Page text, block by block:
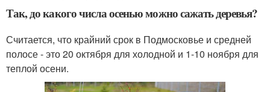
Так, до какого числа осенью можно сажать деревья?
Считается, что крайний срок в Подмосковье и средней
полосе - это 20 октября для холодной и 1-10 ноября для
теплой осени.